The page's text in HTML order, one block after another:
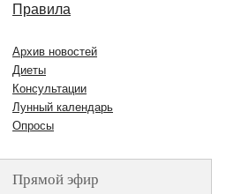
Правила
Архив новостей
Диеты
Консультации
Лунный календарь
Опросы
Прямой эфир